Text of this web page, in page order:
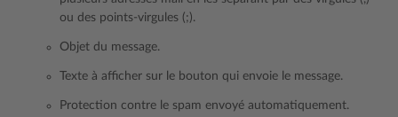
ou des points-virgules (;).
Objet du message.
Texte à afficher sur le bouton qui envoie le message.
Protection contre le spam envoyé automatiquement.